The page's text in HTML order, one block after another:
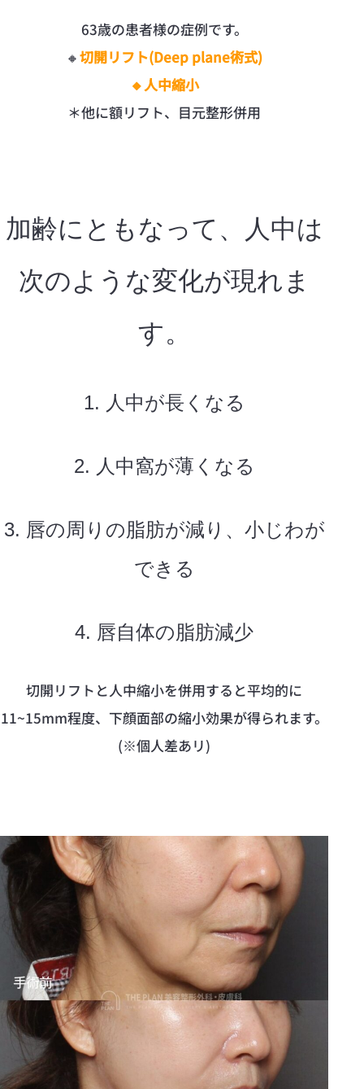
63歳の患者様の症例です。
🔸切開リフト(Deep plane術式)
🔸人中縮小
＊他に額リフト、目元整形併用
加齢にともなって、人中は
次のような変化が現れま
す。
1. 人中が長くなる
2. 人中窩が薄くなる
3. 唇の周りの脂肪が減り、小じわが
できる
4. 唇自体の脂肪減少
切開リフトと人中縮小を併用すると平均的に
11~15mm程度、下顔面部の縮小効果が得られます。
(※個人差あリ)